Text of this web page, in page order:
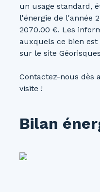
un usage standard,
l'énergie de l'année
2070.00 €. Les
auxquels ce bien est
sur le site
Contactez-nous dès
visite !
Bilan